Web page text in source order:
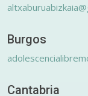
Burgos
Cantabria